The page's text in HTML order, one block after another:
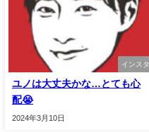
インスタ
ユノは大丈夫かな…とても心
配😭
2024年3月10日